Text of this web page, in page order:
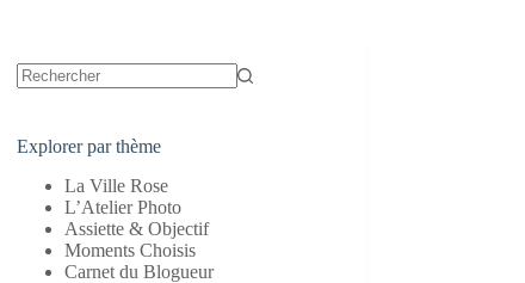
Explorer par thème
La Ville Rose
L’Atelier Photo
Assiette & Objectif
Moments Choisis
Carnet du Blogueur